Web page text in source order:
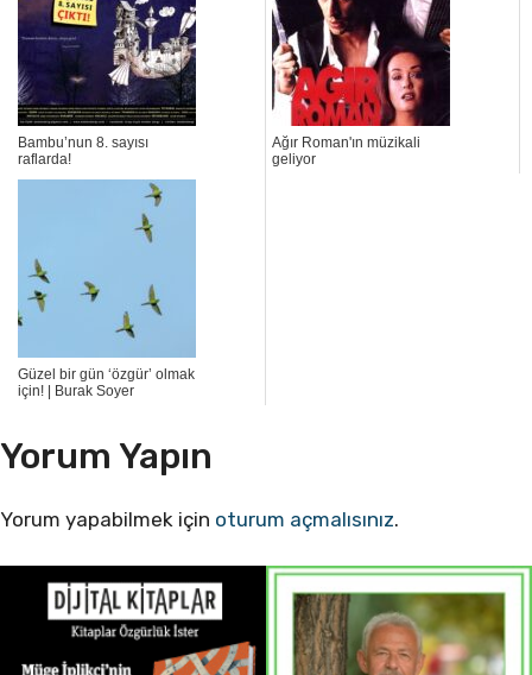
Bambu’nun 8. sayısı
raflarda!
Ağır Roman'ın müzikali
geliyor
Güzel bir gün ‘özgür’ olmak
için! | Burak Soyer
Yorum Yapın
Yorum yapabilmek için oturum açmalısınız.